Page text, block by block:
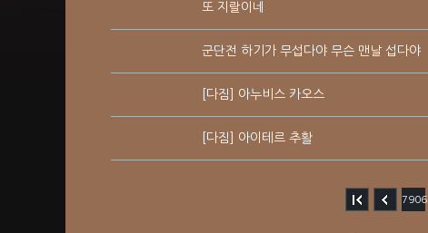
또 지랄이네
군단전 하기가 무섭다야 무슨 맨날 섭다야
[다짐] 아누비스 카오스
[다짐] 아이테르 추활
7906